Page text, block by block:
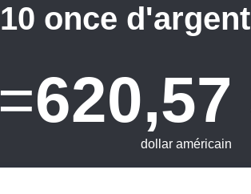
10 once
=620,57
dollar américain